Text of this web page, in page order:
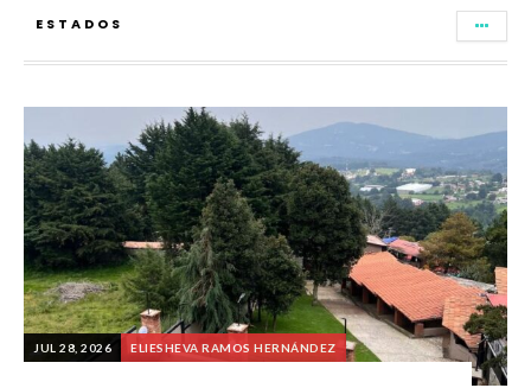
ESTADOS
JUL 28, 2026 ELIESHEVA RAMOS HERNÁNDEZ